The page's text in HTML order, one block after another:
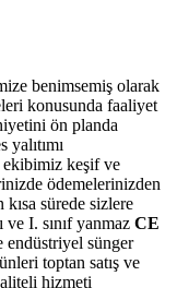
benimsemiş olarak
konusunda faaliyet
ön planda
ekibimiz keşif ve
ödemelerinizden
sürede sizlere
I. sınıf yanmaz CE
endüstriyel sünger
toptan satış ve
hizmeti